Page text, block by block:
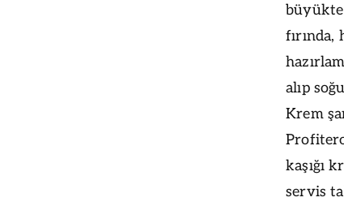
büyükte
alıp
Krem
kaşığı
servis